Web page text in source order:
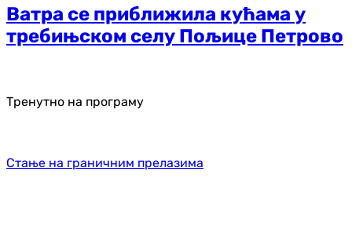
Ватра се приближила кућама у
требињском селу Пољице Петрово
Тренутно на програму
Стање на граничним прелазима